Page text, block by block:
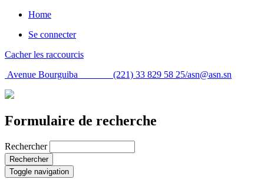
Home
Se connecter
Cacher les raccourcis
Avenue Bourguiba (221) 33 829 58 25/asn@asn.sn
Formulaire de recherche
Rechercher
Rechercher
Toggle navigation